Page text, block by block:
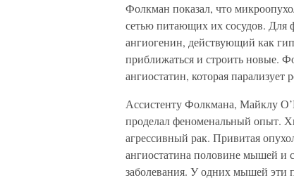
Фолкман показал, что
сетью питающих их сосудов. Для
ангиогенин, действующий как
приближаться и строить новые.
ангиостатин, которая
Ассистенту Фолкмана, Майклу
проделал феноменальный опыт.
агрессивный рак. Привитая
ангиостатина половине мышей и
заболевания. У одних мышей эти